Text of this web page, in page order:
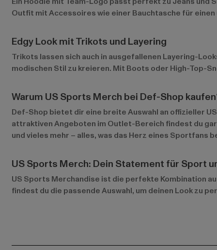
Outfit mit Accessoires wie einer Bauchtasche für einen
Edgy Look mit Trikots und Layering
Trikots lassen sich auch in ausgefallenen Layering-
modischen Stil zu kreieren. Mit Boots oder High-Top-
Warum US Sports Merch bei Def-Shop
Def-Shop bietet dir eine breite Auswahl an offizieller
attraktiven Angeboten im Outlet-Bereich findest du
und vieles mehr – alles, was das Herz eines Sportfans
US Sports Merch: Dein Statement für Sport
US Sports Merchandise ist die perfekte Kombination
findest du die passende Auswahl, um deinen Look zu